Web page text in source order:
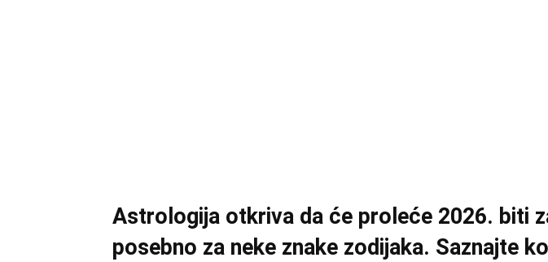
Astrologija otkriva da će proleće 2026. biti
posebno za neke znake zodijaka. Saznajte